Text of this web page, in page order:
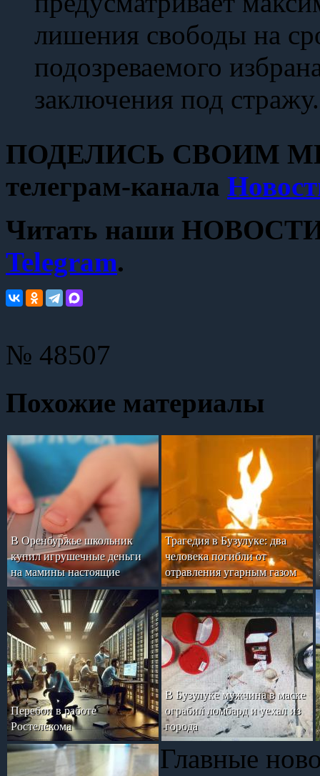
лишения свободы на
подозреваемого
заключения под
ПОДЕЛИСЬ СВОИМ
телеграм-канала
Читать наши НОВОСТИ
Telegram.
№ 48507
Похожие материалы
В Оренбуржье школьник
купил игрушечные деньги
на мамины настоящие
Трагедия в Бузулуке: два
человека погибли от
отравления угарным газом
Перебои в работе
Ростелекома
В Бузулуке мужчина в маске
ограбил ломбард и уехал из
города
Главные